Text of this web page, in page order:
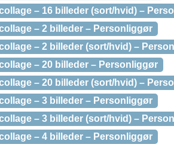
– 16 billeder (sort/hvid) –
– 2 billeder – Personliggør
– 2 billeder (sort/hvid) –
– 20 billeder – Personliggør
– 20 billeder (sort/hvid) –
– 3 billeder – Personliggør
– 3 billeder (sort/hvid) –
– 4 billeder – Personliggør